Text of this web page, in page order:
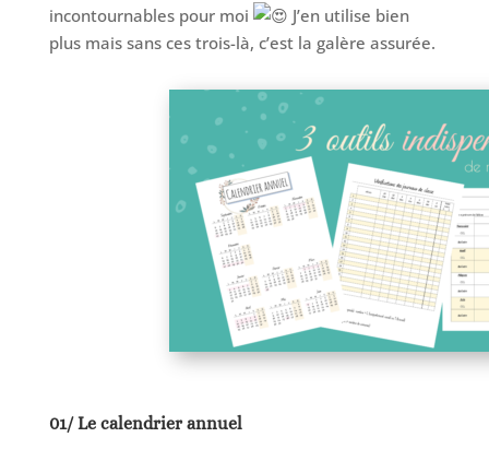
incontournables pour moi
J’en utilise bien
plus mais sans ces trois-là, c’est la galère assurée.
01/ Le calendrier annuel